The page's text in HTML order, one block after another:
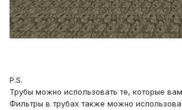
P.S.
Трубы можно использовать те, которые
Фильтры в трубах также можно